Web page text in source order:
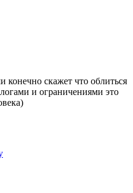
конечно скажет что облиться
и ограничениями это